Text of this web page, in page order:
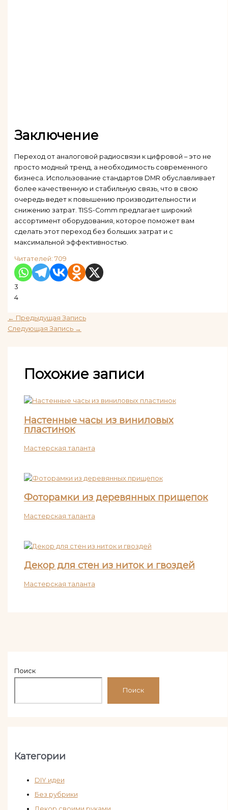
Поиск
Поиск
Категории
DIY идеи
Без рубрики
Заключение
Переход от аналоговой радиосвязи к цифровой – это не
просто модный тренд, а необходимость современного
бизнеса. Использование стандартов DMR обуславливает
более качественную и стабильную связь, что в свою
очередь ведет к повышению производительности и
снижению затрат. TISS-Comm предлагает широкий
ассортимент оборудования, которое поможет вам
сделать этот переход без больших затрат и с
максимальной эффективностью.
Читателей: 709
3
4
← Предыдущая Запись
Следующая Запись →
Похожие записи
Настенные часы из виниловых
пластинок
Мастерская таланта
Фоторамки из деревянных прищепок
Мастерская таланта
Декор для стен из ниток и гвоздей
Мастерская таланта